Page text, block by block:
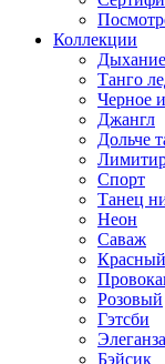
Коллекции
Дыхание
Танго
Черное
Джангл
Дольче
Спорт
Танец
Неон
Саваж
Красный
Розовый
Гэтсби
Элеганза
Бэйсик